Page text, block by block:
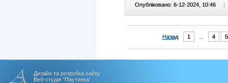
Опубліковано: 6-12-2024, 10:46 |
Назад 1 4 5
Дизайн та розробка сайту
Веб-студія "Паутинка"